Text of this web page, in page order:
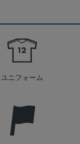
ユニフォーム